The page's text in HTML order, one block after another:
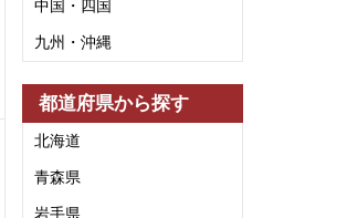
中国・四国
九州・沖縄
都道府県から探す
北海道
青森県
岩手県